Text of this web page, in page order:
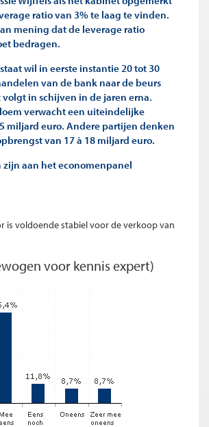
ratio van 3% te laag te vinden.
mening dat de leverage ratio
bedragen.
wil in eerste instantie 20 tot 30
van de bank naar de beurs
volgt in schijven in de jaren erna.
verwacht een uiteindelijke
miljard euro. Andere partijen denken
van 17 à 18 miljard euro.
aan het economenpanel
is voldoende stabiel voor de verkoop van
voor kennis expert)